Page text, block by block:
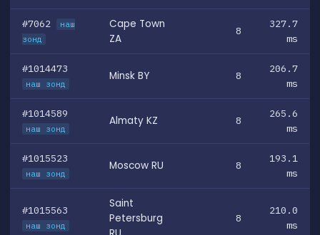
#7062
наш
зонд
Cape Town
ZA
8
327.7
ms
#1014473
наш зонд
Minsk BY 8
206.7
ms
#1014589
наш зонд
Almaty KZ 8
265.6
ms
#1015523
наш зонд
Moscow RU 8
193.1
ms
#1015563
наш зонд
Saint
Petersburg
8
210.0
ms